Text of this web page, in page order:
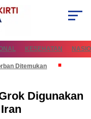
KESEHATAN
Ditemukan
Digunakan